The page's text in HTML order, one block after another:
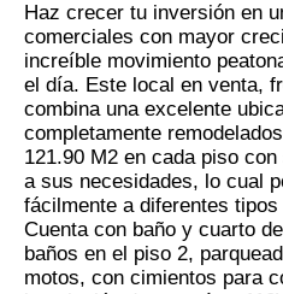
Haz crecer tu inversión en
comerciales con mayor
increíble movimiento
el día. Este local en venta,
combina una excelente
completamente
121.90 M2 en cada piso
a sus necesidades, lo cual
fácilmente a diferentes
Cuenta con baño y cuarto
baños en el piso 2,
motos, con cimientos para